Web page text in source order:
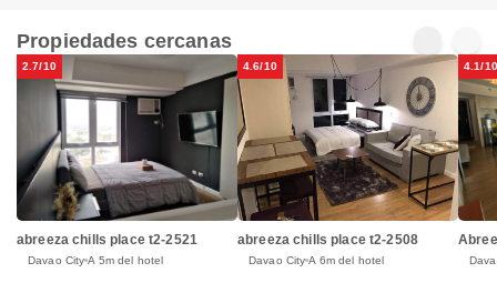
Propiedades cercanas
2.7/10
abreeza chills place t2-2521
Davao City A 5m del hotel
4.6/10
abreeza chills place t2-2508
Davao City A 6m del hotel
4.1/10